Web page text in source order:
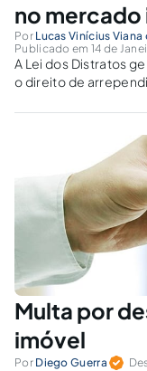
no
Por Lucas Vinícius
Publicado em 14 de
A Lei dos Distratos
o direito de
Multa por
imóvel
Por Diego Guerra